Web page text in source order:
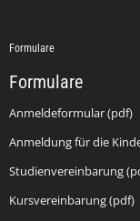
Formulare
Formulare
Anmeldeformular (pdf)
Anmeldung für die
Studienvereinbarung
Kursvereinbarung (pdf)